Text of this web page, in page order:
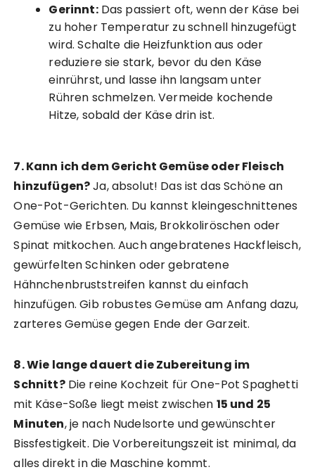
Gerinnt:Das passiert oft, wenn der Käse bei
zu hoher Temperatur zu schnell hinzugefügt
wird. Schalte die Heizfunktion aus oder
reduziere sie stark, bevor du den Käse
einrührst, und lasse ihn langsam unter
Rühren schmelzen. Vermeide kochende
Hitze, sobald der Käse drin ist.
7. Kann ich dem Gericht Gemüse oder Fleisch
hinzufügen?Ja, absolut! Das ist das Schöne an
One-Pot-Gerichten. Du kannst kleingeschnittenes
Gemüse wie Erbsen, Mais, Brokkoliröschen oder
Spinat mitkochen. Auch angebratenes Hackfleisch,
gewürfelten Schinken oder gebratene
Hähnchenbruststreifen kannst du einfach
hinzufügen. Gib robustes Gemüse am Anfang dazu,
zarteres Gemüse gegen Ende der Garzeit.
8. Wie lange dauert die Zubereitung im
Schnitt?Die reine Kochzeit für One-Pot Spaghetti
mit Käse-Soße liegt meist zwischen 15 und 25
Minuten, je nach Nudelsorte und gewünschter
Bissfestigkeit. Die Vorbereitungszeit ist minimal, da
alles direkt in die Maschine kommt.